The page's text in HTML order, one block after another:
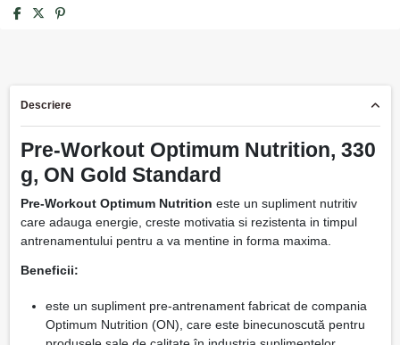
Descriere
Pre-Workout Optimum Nutrition, 330
g, ON Gold Standard
Pre-Workout Optimum Nutrition este un supliment nutritiv
care adauga energie, creste motivatia si rezistenta in timpul
antrenamentului pentru a va mentine in forma maxima.
Beneficii:
este un supliment pre-antrenament fabricat de compania
Optimum Nutrition (ON), care este binecunoscută pentru